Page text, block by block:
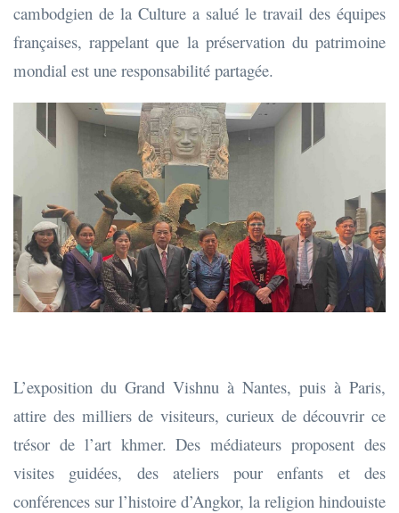
cambodgien de la Culture a salué le travail des équipes
françaises, rappelant que la préservation du patrimoine
mondial est une responsabilité partagée.
L’exposition du Grand Vishnu à Nantes, puis à Paris,
attire des milliers de visiteurs, curieux de découvrir ce
trésor de l’art khmer. Des médiateurs proposent des
visites guidées, des ateliers pour enfants et des
conférences sur l’histoire d’Angkor, la religion hindouiste